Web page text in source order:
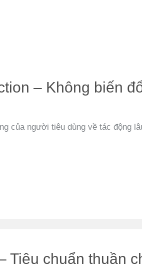
– Không biến
của người tiêu dùng về tác động
Tiêu chuẩn thuần